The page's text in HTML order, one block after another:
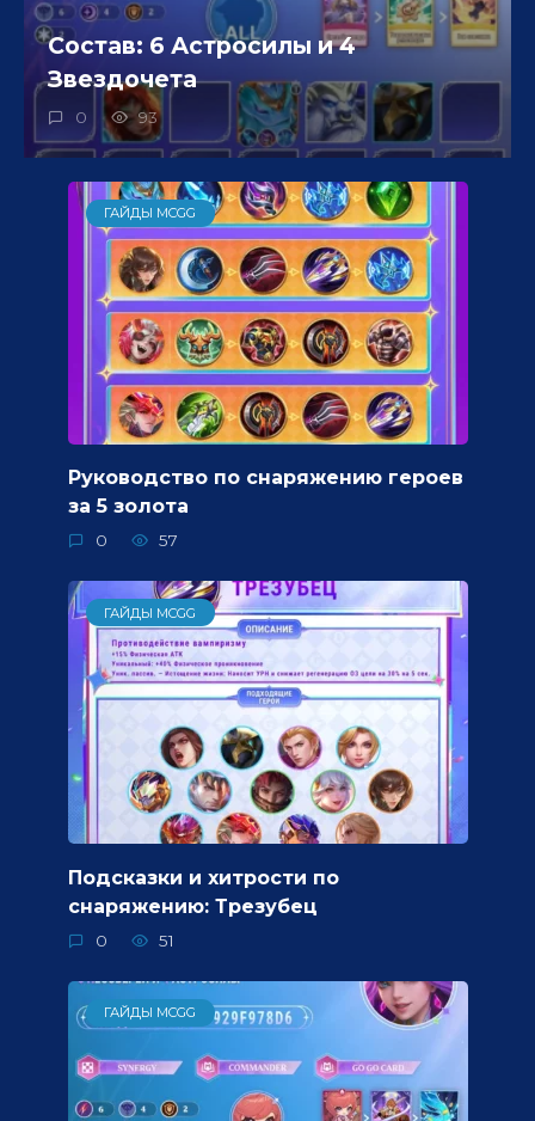
Состав: 6 Астросилы и 4
Звездочета
0 93
ГАЙДЫ MCGG
Руководство по снаряжению героев
за 5 золота
0 57
ГАЙДЫ MCGG
Подсказки и хитрости по
снаряжению: Трезубец
0 51
ГАЙДЫ MCGG